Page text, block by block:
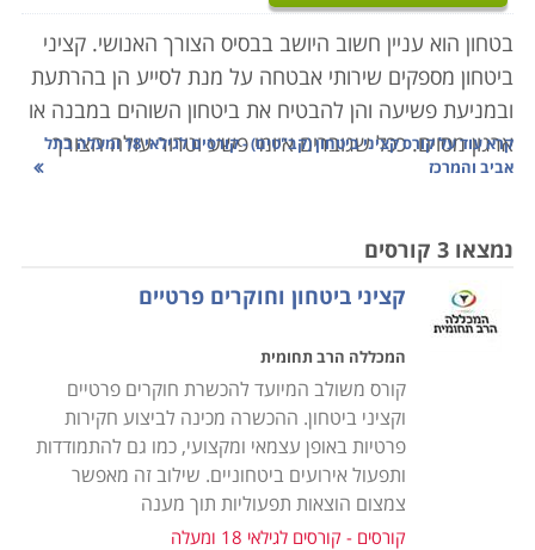
בטחון הוא עניין חשוב היושב בבסיס הצורך האנושי. קציני
ביטחון מספקים שירותי אבטחה על מנת לסייע הן בהרתעת
ובמניעת פשיעה והן להבטיח את ביטחון השוהים במבנה או
ארגון מסוים. ככל שגוברים איומי פשע וטרור עולה הצורך
באנשי ביטחון מיומנים בייחוד במקומות כגון בנקים, בתי
נוספים. לכן, היכולת של קצין הביטחון להשרות שלווה על
הסובבים אותו היא קריטית לעבודתו, ותלויה רבות בידע
ובכלים העומדים לרשותו.
קורס קציני ביטחון מיועד לאנשים העוסקים באבטחה, בין
שמדובר באבטחת מוסדות, אבטחת קבוצות או אבטחת
אישים. אלו נדרשים לכישורים גבוהים ומיוחדים בתחום.
במרבית המקרים, הם מגיעים מרקע צבאי עשיר ביחידות
צבאיות קרביות, יחידות מיוחדות, ותפקידי קצונה ביחידות
שדה. לחילופין, יכולים קציני בטחון להגיע מרקע של עבודות
קרא עוד על
קורס קציני ביטחון (קב"טים) - קורסים לגילאי 18 ומעלה בתל
אביב והמרכז
נמצאו 3 קורסים
קציני ביטחון וחוקרים פרטיים
המכללה הרב תחומית
קורס משולב המיועד להכשרת חוקרים פרטיים
וקציני ביטחון. ההכשרה מכינה לביצוע חקירות
פרטיות באופן עצמאי ומקצועי, כמו גם להתמודדות
ותפעול אירועים ביטחוניים. שילוב זה מאפשר
צמצום הוצאות תפעוליות תוך מענה
קורסים - קורסים לגילאי 18 ומעלה